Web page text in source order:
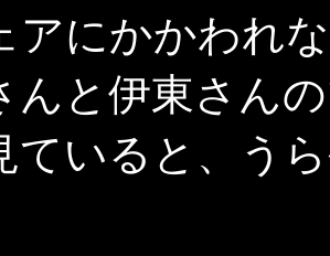
アにかかわれ
んと伊東さん
ていると、う